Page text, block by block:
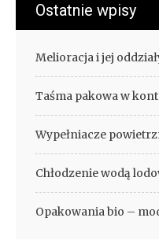
Ostatnie wpisy
Melioracja i jej
Taśma pakowa w
Wypełniacze
Chłodzenie wodą
Opakowania bio –